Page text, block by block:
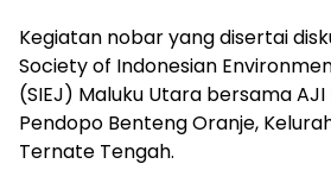
Kegiatan nobar yang disertai
Society of Indonesian
(SIEJ) Maluku Utara bersama
Pendopo Benteng Oranje,
Ternate Tengah.